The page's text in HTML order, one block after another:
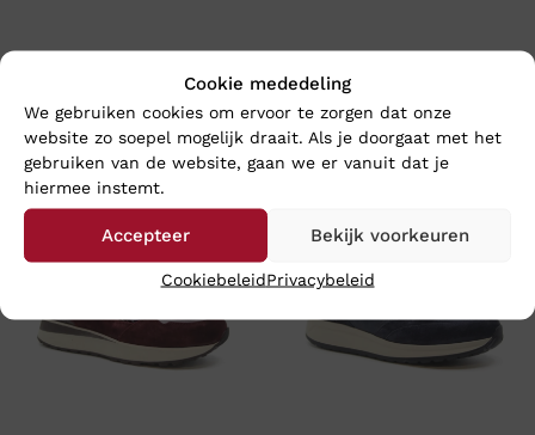
Cookie mededeling
We gebruiken cookies om ervoor te zorgen dat onze
website zo soepel mogelijk draait. Als je doorgaat met het
gebruiken van de website, gaan we er vanuit dat je
hiermee instemt.
Accepteer Bekijk voorkeuren
CookiebeleidPrivacybeleid
€69,95
Footnotes LARA – Wijdte K
€ 199,95